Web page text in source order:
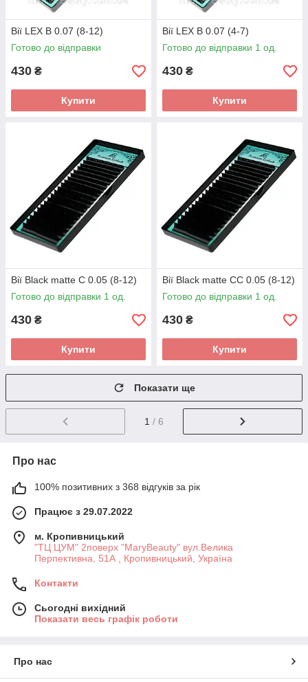
Вії LEX B 0.07 (8-12)
Готово до відправки
430 ₴
Купити
Вії LEX B 0.07 (4-7)
Готово до відправки 1 од.
430 ₴
Купити
Вії Black matte C 0.05 (8-12)
Готово до відправки 1 од.
430 ₴
Купити
Вії Black matte СC 0.05 (8-12)
Готово до відправки 1 од.
430 ₴
Купити
Показати ще
1 / 6
Про нас
100% позитивних з 368 відгуків за рік
Працює з 29.07.2022
м. Кропивницький
"ТЦ ЦУМ" 2поверх "MaryBeauty" вул.Велика
Перпективна, 51А , Кропивницький, Україна
Контакти
Сьогодні вихідний
Показати весь графік роботи
Про нас